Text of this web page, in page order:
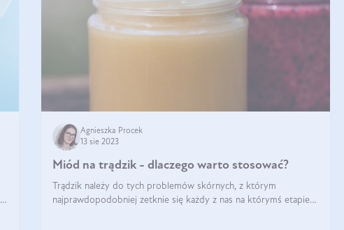
Agnieszka Procek
13 sie 2023
Miód na trądzik - dlaczego warto stosować?
Trądzik należy do tych problemów skórnych, z którym
najprawdopodobniej zetknie się każdy z nas na którymś etapie